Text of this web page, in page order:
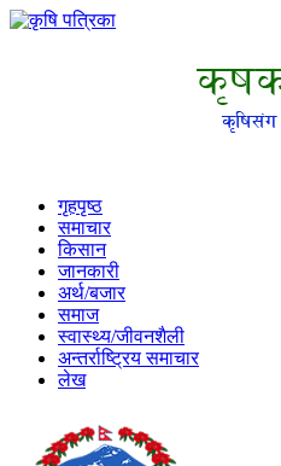
गृहपृष्ठ
समाचार
किसान
जानकारी
अर्थ/बजार
समाज
स्वास्थ्य/जीवनशैली
अन्तर्राष्ट्रिय समाचार
लेख